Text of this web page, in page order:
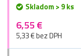
Skladom > 9 ks
6,55 €
5,33 € bez DPH